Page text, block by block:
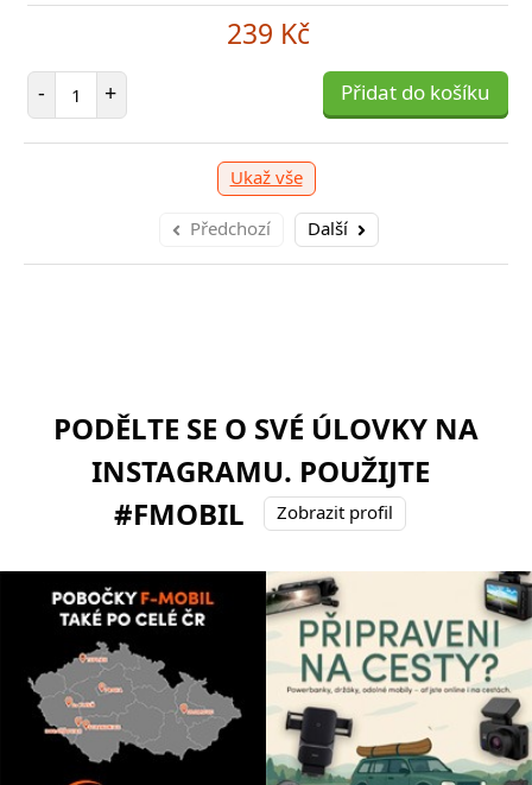
239 Kč
- Počet položek
+ Přidat do košíku
Ukaž vše
Předchozí Další
PODĚLTE SE O SVÉ ÚLOVKY NA
INSTAGRAMU. POUŽIJTE
#FMOBIL
Zobrazit profil